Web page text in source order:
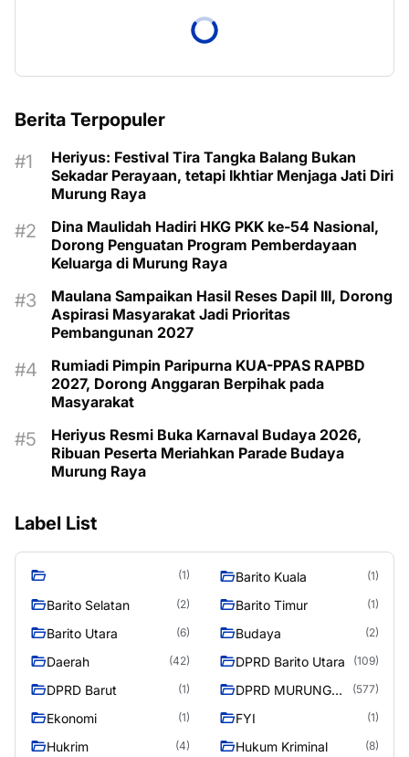
Berita Terpopuler
Heriyus: Festival Tira Tangka Balang Bukan
Sekadar Perayaan, tetapi Ikhtiar Menjaga Jati Diri
Murung Raya
Dina Maulidah Hadiri HKG PKK ke-54 Nasional,
Dorong Penguatan Program Pemberdayaan
Keluarga di Murung Raya
Maulana Sampaikan Hasil Reses Dapil III, Dorong
Aspirasi Masyarakat Jadi Prioritas
Pembangunan 2027
Rumiadi Pimpin Paripurna KUA-PPAS RAPBD
2027, Dorong Anggaran Berpihak pada
Masyarakat
Heriyus Resmi Buka Karnaval Budaya 2026,
Ribuan Peserta Meriahkan Parade Budaya
Murung Raya
Label List
(1) Barito Kuala (1)
Barito Selatan (2) Barito Timur (1)
Barito Utara (6) Budaya (2)
Daerah (42) DPRD Barito Utara (109)
DPRD Barut (1)
DPRD MURUNG
(577)
Ekonomi (1) FYI (1)
Hukrim (4) Hukum Kriminal (8)